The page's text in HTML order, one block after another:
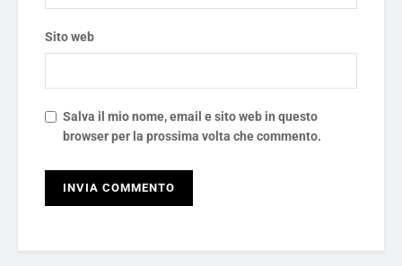
Sito web
Salva il mio nome, email e sito web in questo
browser per la prossima volta che commento.